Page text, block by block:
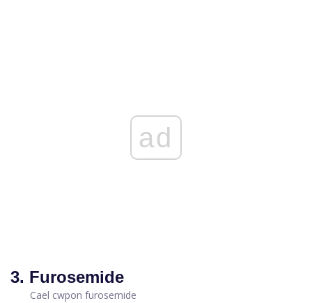
ad
3. Furosemide
Cael cwpon furosemide